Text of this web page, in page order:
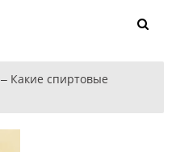
– Какие спиртовые